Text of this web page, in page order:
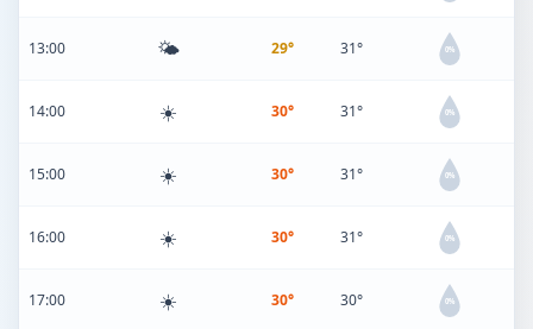
13:00 🌤️ 29° 31° 0%
14:00 ☀️ 30° 31° 0%
15:00 ☀️ 30° 31° 0%
16:00 ☀️ 30° 31° 0%
17:00 ☀️ 30° 30° 0%